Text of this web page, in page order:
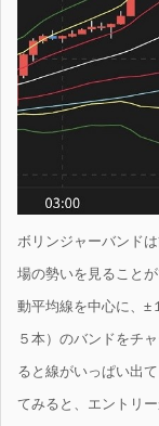
ボリンジャーバンド
場の勢いを見ること
動平均線を中心に、±
５本）のバンドをチ
ると線がいっぱい出
てみると、エントリ